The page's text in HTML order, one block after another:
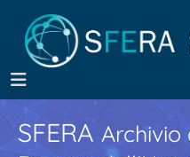
SFERA